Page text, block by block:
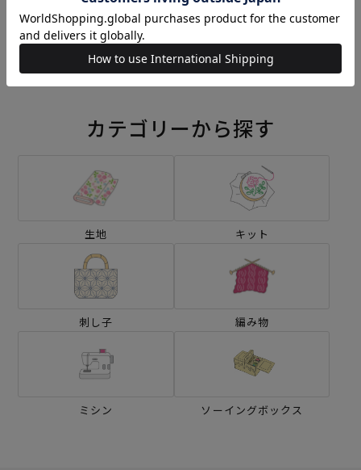
刺し子 線香花火
¥572(税込)
カテゴリーから探す
生地 キット
刺し子 編み物
ミシン ソーイングボックス